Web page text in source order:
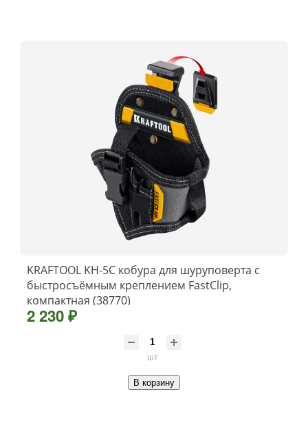
KRAFTOOL KH-5C кобура для шуруповерта с
быстросъёмным креплением FastClip,
компактная (38770)
2 230 ₽
шт
В корзину